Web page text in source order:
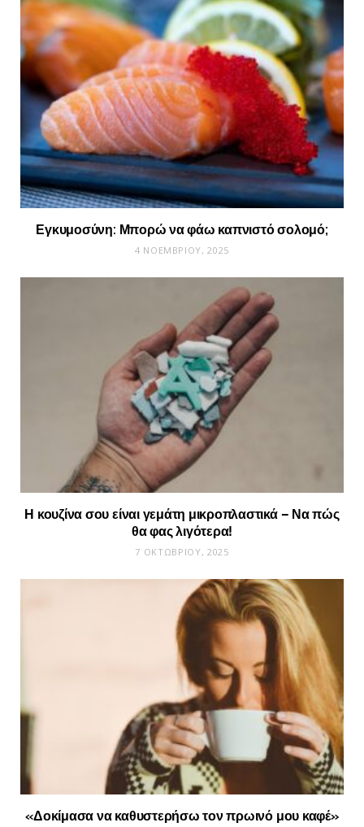
Εγκυμοσύνη: Μπορώ να φάω καπνιστό σολομό;
4 ΝΟΕΜΒΡΊΟΥ, 2025
Η κουζίνα σου είναι γεμάτη μικροπλαστικά – Να πώς
θα φας λιγότερα!
7 ΟΚΤΩΒΡΊΟΥ, 2025
«Δοκίμασα να καθυστερήσω τον πρωινό μου καφέ»